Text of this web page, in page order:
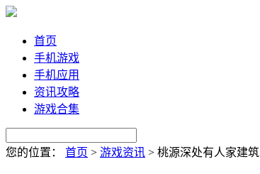
首页
手机游戏
手机应用
资讯攻略
游戏合集
您的位置： 首页 > 游戏资讯 > 桃源深处有人家建